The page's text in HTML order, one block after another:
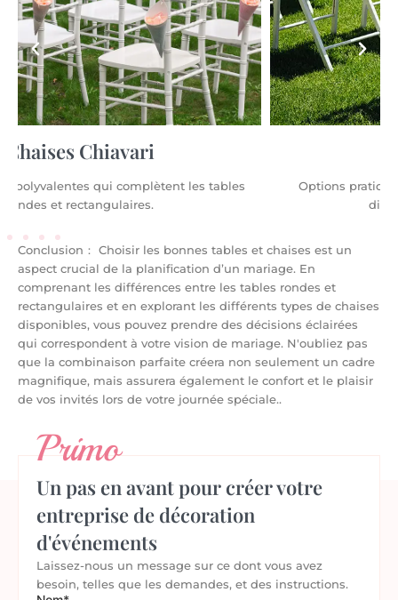
Options pratiques et peu encombrantes adaptées à
Conclusion： Choisir les bonnes tables et chaises est un
aspect crucial de la planification d’un mariage. En
comprenant les différences entre les tables rondes et
rectangulaires et en explorant les différents types de chaises
disponibles, vous pouvez prendre des décisions éclairées
qui correspondent à votre vision de mariage. N'oubliez pas
que la combinaison parfaite créera non seulement un cadre
magnifique, mais assurera également le confort et le plaisir
de vos invités lors de votre journée spéciale..
Primo
Un pas en avant pour créer votre
entreprise de décoration
d'événements
Laissez-nous un message sur ce dont vous avez
besoin, telles que les demandes, et des instructions.